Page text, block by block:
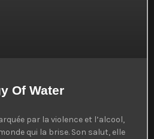
Of Water
par la violence et l’alcool,
qui la brise. Son salut, elle